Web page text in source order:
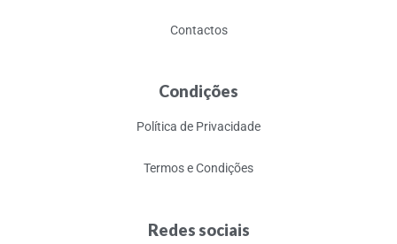
Contactos
Condições
Política de Privacidade
Termos e Condições
Redes sociais